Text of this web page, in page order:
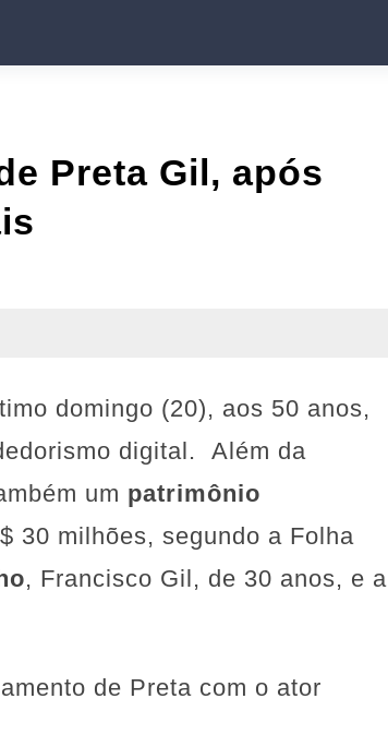
Preta Gil, após
domingo (20), aos 50 anos,
digital. Além da
um patrimônio
30 milhões, segundo a Folha
, Francisco Gil, de 30 anos, e a
de Preta com o ator